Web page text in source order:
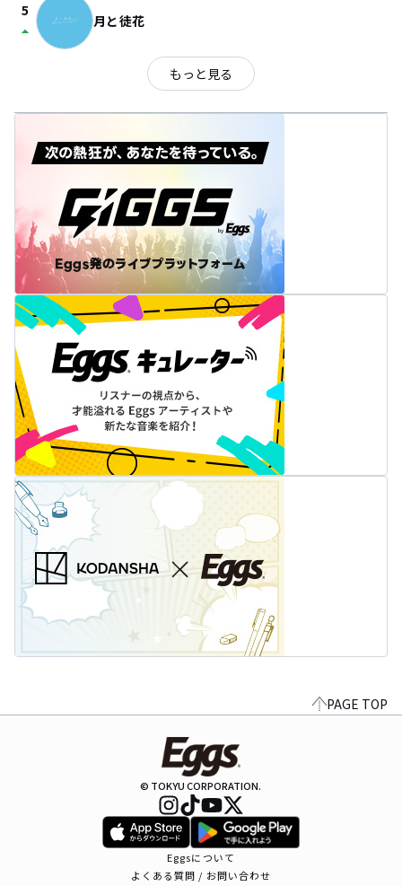
5
arrow_drop_up 月と徒花
もっと見る
PAGE TOP
© TOKYU CORPORATION.
Eggsについて
よくある質問 / お問い合わせ